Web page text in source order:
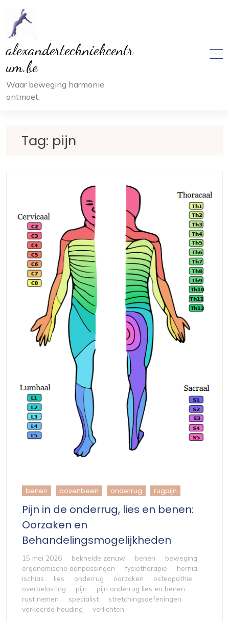
inhoud
alexandertechniekcentr
um.be
Waar beweging harmonie
ontmoet.
Tag: pijn
benen bovenbeen onderrug rugpijn
Pijn in de onderrug, lies en benen:
Oorzaken en
Behandelingsmogelijkheden
15 mei 2026 beknelde zenuw benen
beweging
ergonomische aanpassingen
fysiotherapie
hernia
ischias
lies onderrug oorzaken
osteopathie
overbelasting
pijn
pijn onderrug lies en benen
rust nemen
specialist
stretchingsoefeningen
verkeerde houding
verlichten